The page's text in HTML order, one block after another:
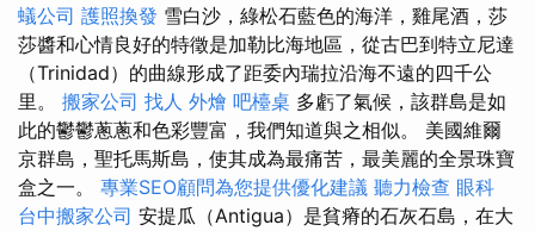
蟻公司 護照換發 雪白沙，綠松石藍色的海洋，雞尾酒，莎
莎醬和心情良好的特徵是加勒比海地區，從古巴到特立尼達
（Trinidad）的曲線形成了距委內瑞拉沿海不遠的四千公
里。 搬家公司 找人 外燴 吧檯桌 多虧了氣候，該群島是如
此的鬱鬱蔥蔥和色彩豐富，我們知道與之相似。 美國維爾
京群島，聖托馬斯島，使其成為最痛苦，最美麗的全景珠寶
盒之一。 專業SEO顧問為您提供優化建議 聽力檢查 眼科
台中搬家公司 安提瓜（Antigua）是貧瘠的石灰石島，在大